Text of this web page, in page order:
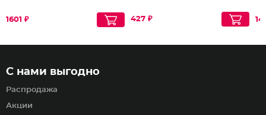
1601 ₽ 427 ₽
С нами выгодно
Распродажа
Акции